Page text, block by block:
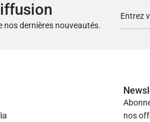
nos dernières nouveautés.
nos